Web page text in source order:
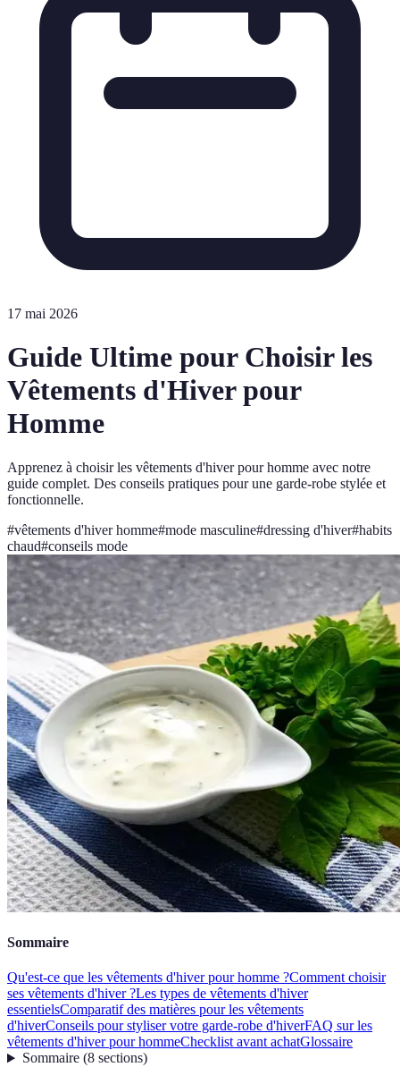
17 mai 2026
Guide Ultime pour Choisir les
Vêtements d'Hiver pour
Homme
Apprenez à choisir les vêtements d'hiver pour homme avec notre
guide complet. Des conseils pratiques pour une garde-robe stylée et
fonctionnelle.
#vêtements d'hiver homme#mode masculine#dressing d'hiver#habits
chaud#conseils mode
Sommaire
Qu'est-ce que les vêtements d'hiver pour homme ?Comment choisir
ses vêtements d'hiver ?Les types de vêtements d'hiver
essentielsComparatif des matières pour les vêtements
d'hiverConseils pour styliser votre garde-robe d'hiverFAQ sur les
vêtements d'hiver pour hommeChecklist avant achatGlossaire
Sommaire(8 sections)